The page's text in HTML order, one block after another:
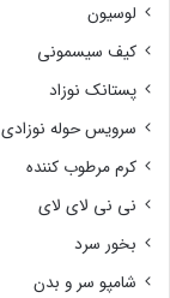
لوسیون
کیف سیسمونی
پستانک نوزاد
سرویس حوله نوزادی
کرم مرطوب کننده
نی نی لای لای
بخور سرد
شامپو سر و بدن